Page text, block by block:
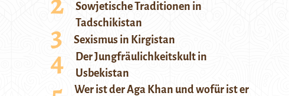
Sowjetische Traditionen in
Tadschikistan
Sexismus in Kirgistan
Der Jungfräulichkeitskult in
Usbekistan
Wer ist der Aga Khan und wofür ist er